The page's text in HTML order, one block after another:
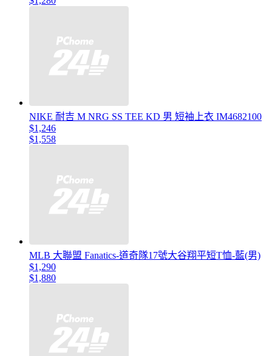
NIKE 耐吉 M NRG SS TEE KD 男 短袖上衣 IM4682100
$1,246
$1,558
MLB 大聯盟 Fanatics-道奇隊17號大谷翔平短T恤-藍(男)
$1,290
$1,880